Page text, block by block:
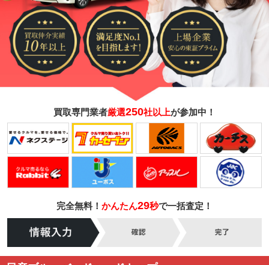
買取専門業者厳選250社以上が参加中！
完全無料！ かんたん29秒で一括査定！